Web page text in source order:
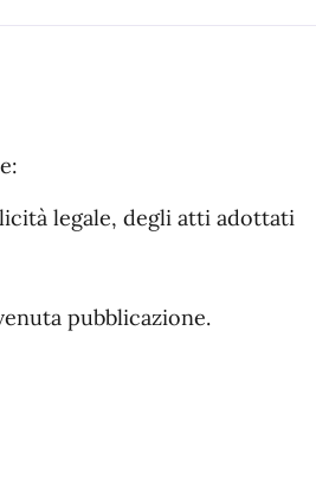
legale, degli atti adottati
pubblicazione.